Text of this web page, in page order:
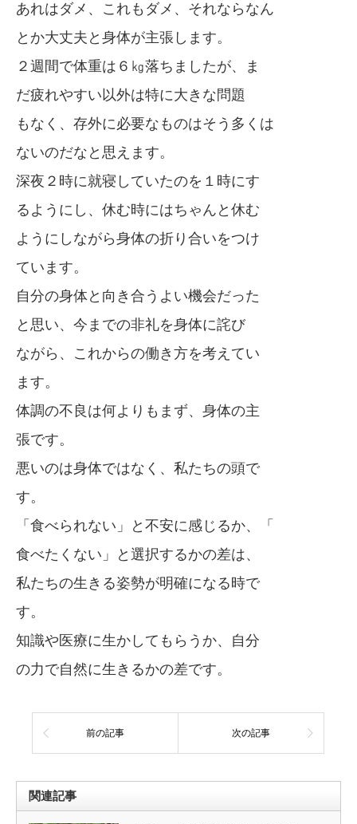
あれはダメ、これもダメ、それならなん
とか大丈夫と身体が主張します。
２週間で体重は６㎏落ちましたが、ま
だ疲れやすい以外は特に大きな問題
もなく、存外に必要なものはそう多くは
ないのだなと思えます。
深夜２時に就寝していたのを１時にす
るようにし、休む時にはちゃんと休む
ようにしながら身体の折り合いをつけ
ています。
自分の身体と向き合うよい機会だった
と思い、今までの非礼を身体に詫び
ながら、これからの働き方を考えてい
ます。
体調の不良は何よりもまず、身体の主
張です。
悪いのは身体ではなく、私たちの頭で
す。
「食べられない」と不安に感じるか、「
食べたくない」と選択するかの差は、
私たちの生きる姿勢が明確になる時で
す。
知識や医療に生かしてもらうか、自分
の力で自然に生きるかの差です。
前の記事 次の記事
関連記事